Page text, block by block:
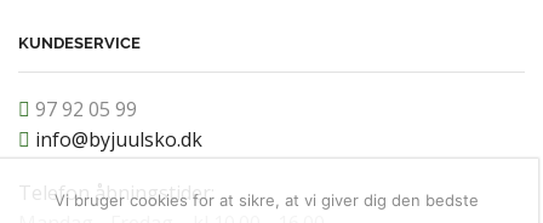
KUNDESERVICE
97 92 05 99
info@byjuulsko.dk
Telefon åbningstider:
Vi bruger cookies for at sikre, at vi giver dig den bedste